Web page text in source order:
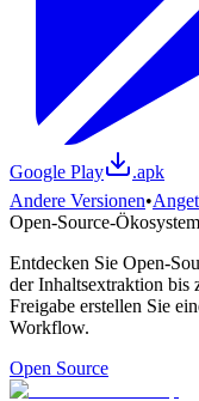
Google Play
.apk
Andere Versionen•
Open-Source-Ökosystem
Entdecken Sie Open-
der Inhaltsextraktion bis
Freigabe erstellen Sie
Workflow.
Open Source